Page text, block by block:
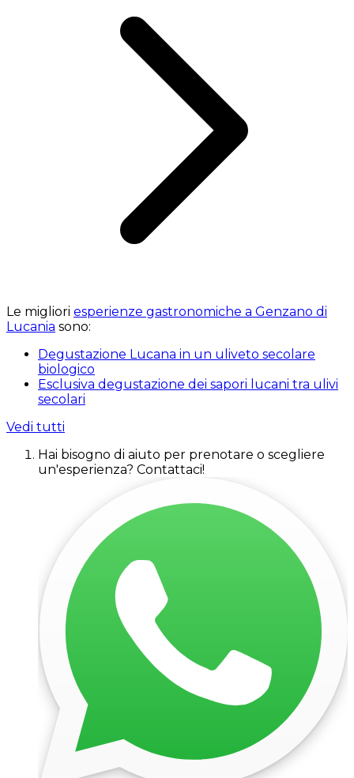
Le migliori esperienze gastronomiche a Genzano di
Lucania sono:
Degustazione Lucana in un uliveto secolare
biologico
Esclusiva degustazione dei sapori lucani tra ulivi
secolari
Vedi tutti
Hai bisogno di aiuto per prenotare o scegliere
un'esperienza? Contattaci!